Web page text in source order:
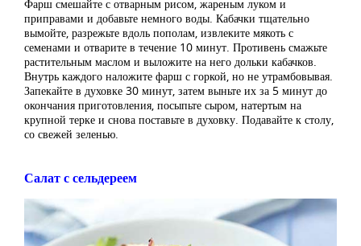
Фарш смешайте с отварным рисом, жареным луком и
приправами и добавьте немного воды. Кабачки тщательно
вымойте, разрежьте вдоль пополам, извлеките мякоть с
семенами и отварите в течение 10 минут. Противень смажьте
растительным маслом и выложите на него дольки кабачков.
Внутрь каждого наложите фарш с горкой, но не утрамбовывая.
Запекайте в духовке 30 минут, затем выньте их за 5 минут до
окончания приготовления, посыпьте сыром, натертым на
крупной терке и снова поставьте в духовку. Подавайте к столу,
со свежей зеленью.
Салат с сельдереем